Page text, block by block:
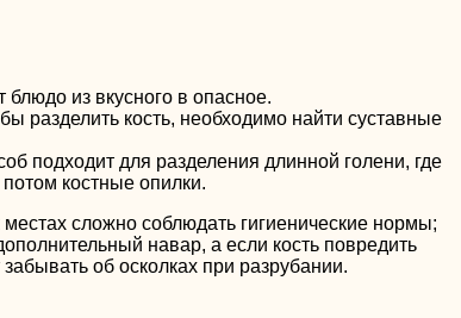
из вкусного в опасное.
разделить кость, необходимо найти суставные
подходит для разделения длинной голени, где
костные опилки.
сложно соблюдать гигиенические нормы;
навар, а если кость повредить
об осколках при разрубании.